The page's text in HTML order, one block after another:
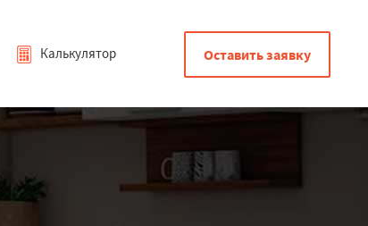
Калькулятор Оставить заявку